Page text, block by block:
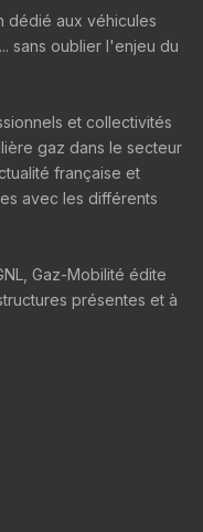
dédié aux véhicules
sans oublier l'enjeu du
et collectivités
gaz dans le secteur
française et
avec les différents
Gaz-Mobilité édite
présentes et à